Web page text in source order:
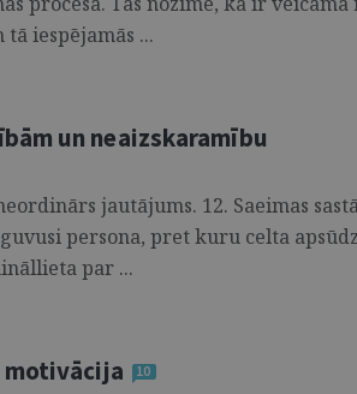
iespējamās ...
un neaizskaramību
jautājums. 12. Saeimas
persona, pret kuru celta
par ...
motivācija
10